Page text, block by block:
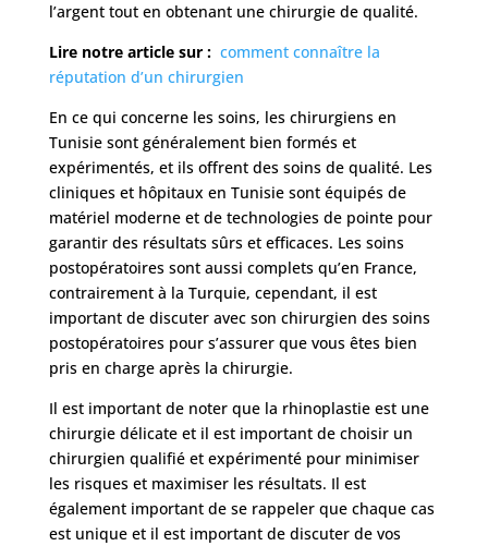
l’argent tout en obtenant une chirurgie de qualité.
Lire notre article sur : comment connaître la
réputation d’un chirurgien
En ce qui concerne les soins, les chirurgiens en
Tunisie sont généralement bien formés et
expérimentés, et ils offrent des soins de qualité. Les
cliniques et hôpitaux en Tunisie sont équipés de
matériel moderne et de technologies de pointe pour
garantir des résultats sûrs et efficaces. Les soins
postopératoires sont aussi complets qu’en France,
contrairement à la Turquie, cependant, il est
important de discuter avec son chirurgien des soins
postopératoires pour s’assurer que vous êtes bien
pris en charge après la chirurgie.
Il est important de noter que la rhinoplastie est une
chirurgie délicate et il est important de choisir un
chirurgien qualifié et expérimenté pour minimiser
les risques et maximiser les résultats. Il est
également important de se rappeler que chaque cas
est unique et il est important de discuter de vos